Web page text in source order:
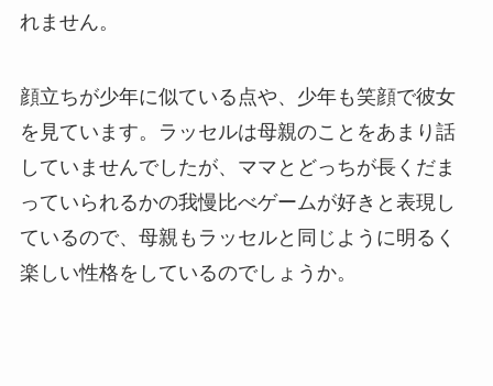
れません。
顔立ちが少年に似ている点や、少年も笑顔で彼女
を見ています。ラッセルは母親のことをあまり話
していませんでしたが、ママとどっちが長くだま
っていられるかの我慢比べゲームが好きと表現し
ているので、母親もラッセルと同じように明るく
楽しい性格をしているのでしょうか。